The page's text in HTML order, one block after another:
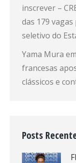
inscrever –
das 179
seletivo do
Yama Mura em
francesas
clássicos e
Posts